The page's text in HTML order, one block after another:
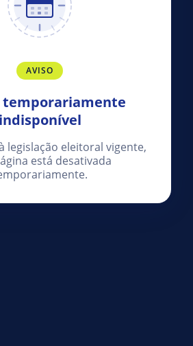
AVISO
temporariamente
indisponível
legislação eleitoral vigente,
está desativada